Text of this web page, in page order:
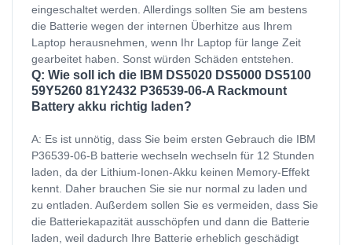
eingeschaltet werden. Allerdings sollten Sie am bestens
die Batterie wegen der internen Überhitze aus Ihrem
Laptop herausnehmen, wenn Ihr Laptop für lange Zeit
gearbeitet haben. Sonst würden Schäden entstehen.
Q: Wie soll ich die IBM DS5020 DS5000 DS5100
59Y5260 81Y2432 P36539-06-A Rackmount
Battery akku richtig laden?
A: Es ist unnötig, dass Sie beim ersten Gebrauch die IBM
P36539-06-B batterie wechseln wechseln für 12 Stunden
laden, da der Lithium-Ionen-Akku keinen Memory-Effekt
kennt. Daher brauchen Sie sie nur normal zu laden und
zu entladen. Außerdem sollen Sie es vermeiden, dass Sie
die Batteriekapazität ausschöpfen und dann die Batterie
laden, weil dadurch Ihre Batterie erheblich geschädigt